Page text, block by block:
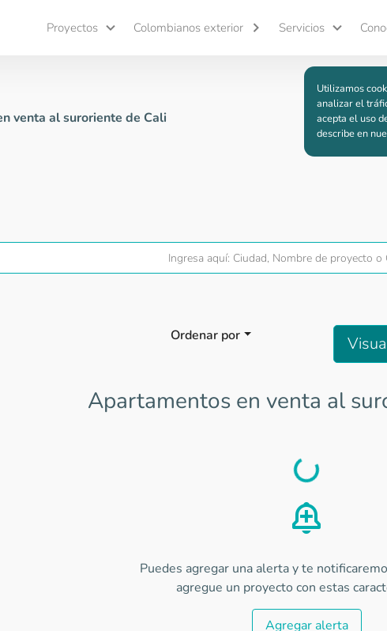
Proyectos Colombianos exterior Servicios
venta al suroriente de Cali
Ordenar por
Apartamentos en venta al
Load
Puedes agregar una alerta y te
agregue un proyecto con estas
Agregar alerta
Utilizamos
analizar el
acepta el uso
describe en